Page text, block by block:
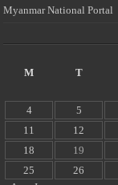
Myanmar National Portal
M
T
4
5
11
12
18
19
25
26